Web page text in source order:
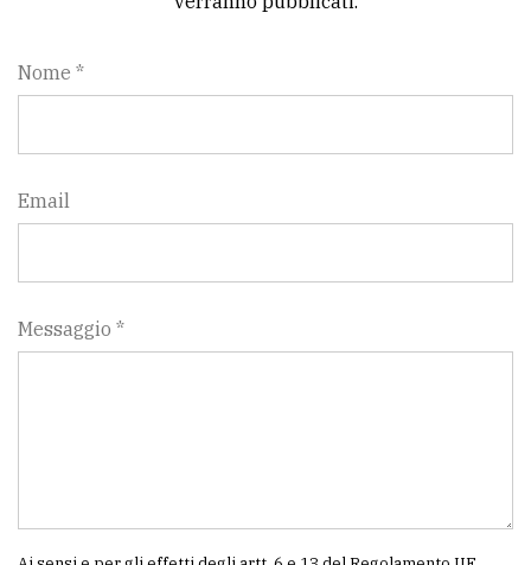
Nome *
Email
Messaggio *